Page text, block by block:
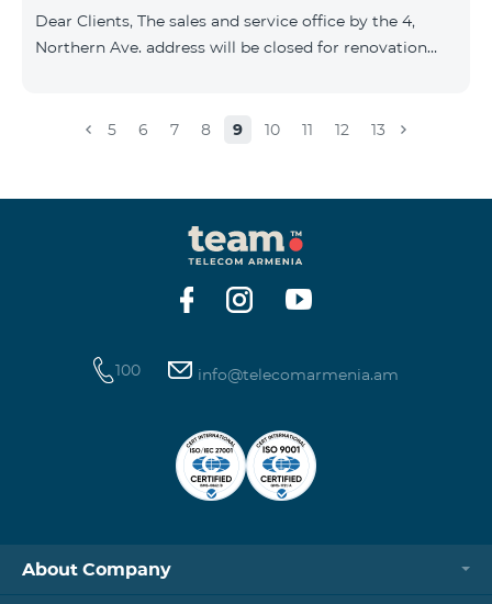
Dear Clients, The sales and service office by the 4,
Northern Ave. address will be closed for renovation
caused.For questions, call 100 or you can go to nearby
m. 10 minutes walk You can find all of the sales and
service offices and working schedules here.
5 6 7 8 9 10 11 12 13
100 info@telecomarmenia.am
About Company